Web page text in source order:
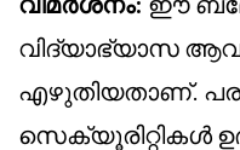
വിദ്യാഭ്യാസ
എഴുതിയതാണ്.
സെക്യൂരിറ്റികൾ